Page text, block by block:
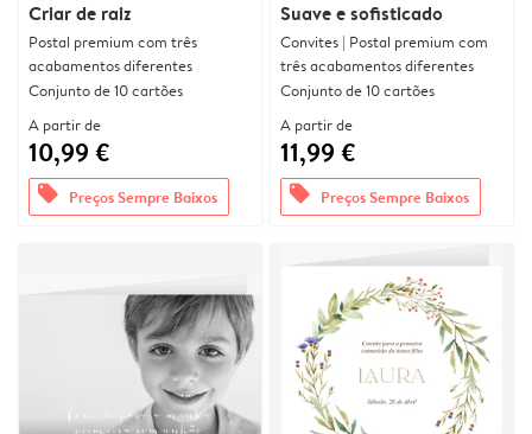
Criar de raiz
Postal premium com três
acabamentos diferentes
Conjunto de 10 cartões
A partir de
10,99 €
offers Preços Sempre Baixos
Suave e sofisticado
Convites | Postal premium com
três acabamentos diferentes
Conjunto de 10 cartões
A partir de
11,99 €
offers Preços Sempre Baixos